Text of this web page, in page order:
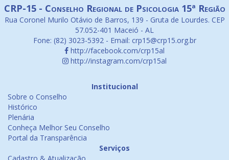
CRP-15 - Conselho Regional de Psicologia 15ª Região
Rua Coronel Murilo Otávio de Barros, 139 - Gruta de Lourdes. CEP
57.052-401 Maceió - AL
Fone: (82) 3023-5392 - Email: crp15@crp15.org.br
http://facebook.com/crp15al
http://instagram.com/crp15al
Institucional
Sobre o Conselho
Histórico
Plenária
Conheça Melhor Seu Conselho
Portal da Transparência
Serviços